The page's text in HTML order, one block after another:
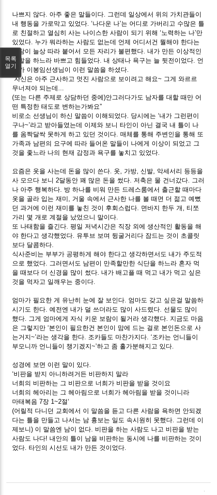
나쁘지 않다. 아주 좋은 말들이다. 그런데 일상에서 위의 가치관들이
내 행동을 가로막고 있었다. ‘나다운 나’는 어디로 가버리고 수많은 틀
로 친절하고 열심히 사는 나이스한 사람이 되기 위해 ‘노력하는 나’만
있었다. 누가 뭐라하는 사람도 없는데 언제 어디서건 뭘해야 한다는
부담이 늘상 따라 붙어서 모든 자리가 불편했다. 내가 만든 이상적인
역할을 하느라 바쁘고 힘들었다. 내 상태나 욕구는 늘 뒷전이었다. 언
젠가 이봉임선생님이 이런 말씀을 하셨다.
“자신은 아주 근사하고 멋진 사람으로 보이려고 해요~ 그게 와르르
무너져야 되는데...
(또는 다른 주제로 상담하던 중에)안그러다가도 남자를 대할 때만 어
떤 특정한 태도로 변하는가봐요”
비로소 선생님이 하신 말씀이 이해되었다. 당시에는 ‘내가 그런편이
구나~’라고 받아들였는데 이제와 보니 타인이 아닌 결국 내 틀이 나
를 옴짝달싹 못하게 하고 있던 것이다. 매체를 통해 주변인을 통해 또
가족과 남편의 요구에 따라 들어온 말들이 나에게 이상이 되었고 그
것을 좇느라 나의 현재 감정과 욕구를 놓치고 있었다.
요즘은 옷을 사는데 돈을 많이 쓴다. 옷, 가방, 신발, 악세서리 등등을
사 모으다 보니 2달동안 꽤 많은 돈을 썼다. 저축은 물 건너갔다. 그러
나 아주 행복하다. 방 하나를 비워 만든 드레스룸에서 출근할 때마다
옷을 골라 입는 재미, 거울 속에서 근사한 나를 볼 때면 더 젊고 예뻤
던 과거에 이런 재미를 놓친 것이 후회스럽다. 면바지 한두 개, 티쪼
가리 몇 개로 계절을 났었으니 말이다.
또 나태함을 즐긴다. 평일 저녁시간은 직장 외에 생산적인 활동을 해
야 한다고 생각했었다. 유투브 보며 뒹굴거리다 잠드는 것이 초콜릿
보다 달콤하다.
식사준비는 부부가 공평하게 해야 한다고 생각하면서도 내가 주도적
으로 했었다. 그러면서도 남편이 만족할만한 식단을 하느라 혼자 먹
을 때보다 더 신경을 많이 썼다. 내가 배고플 때 먹고 내가 먹고 싶은
것을 먹자고 일깨우는 중이다.
엄마가 필요한 게 유난히 눈에 잘 보인다. 엄마도 갖고 싶은걸 말씀하
시기도 한다. 예전엔 내가 덜 쓰더라도 많이 사드렸다. 선물도 많이
했다. 그게 엄마에게 자식 키운 보람이 될거라 생각했다. 지금도 마음
은 그렇지만 ‘본인이 필요한건 본인이 맘에 드는 걸로 본인돈으로 사
는거지~’라는 생각을 한다. 조카들도 마찬가지다. ‘조카는 언니들이
부모니까 언니들이 챙기겠지~’하고 좀 홀가분해지고 있다.
성경에 보면 이런 말이 있다.
‘비판을 받지 아니하려거든 비판하지 말라
너희의 비판하는 그 비판으로 너희가 비판을 받을 것이요
너희의 헤아리는 그 헤아림으로 너희가 헤아림을 받을 것이니라
마태복음 7장 1~2절‘
(어릴적 다니던 교회에서 이 말씀을 듣고 다른 사람을 욕하면 안되겠
다는 틀을 만들고 나서는 남 흉보는 일도 속시원히 못했다. 그런데 이
제보니) 이 말씀엔 남이 없다. 비판을 하는 사람도 나고 비판을 받는
사람도 나다! 내안의 틀이 남을 비판하는 동시에 나를 비판하는 것이
었다. 타인의 시선도 내가 만든 것이었다.
목록
열기